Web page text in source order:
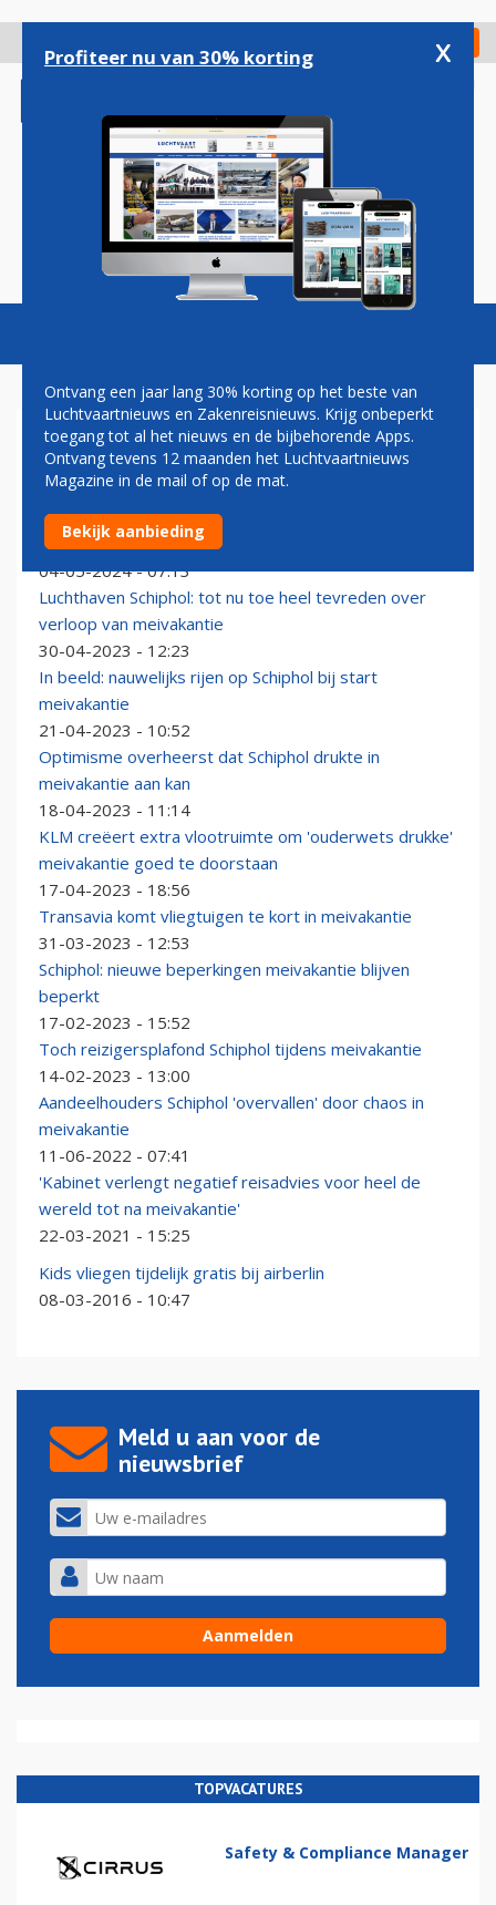
gaan
Check in
Magazine Podcasts Vacatures
MEIVAKANTIE
Schiphol verwacht weer druk, maar beheersbaar
vakantieweekend
04-05-2024 - 07:13
Luchthaven Schiphol: tot nu toe heel tevreden over
verloop van meivakantie
30-04-2023 - 12:23
In beeld: nauwelijks rijen op Schiphol bij start
meivakantie
21-04-2023 - 10:52
Optimisme overheerst dat Schiphol drukte in
meivakantie aan kan
18-04-2023 - 11:14
KLM creëert extra vlootruimte om 'ouderwets drukke'
meivakantie goed te doorstaan
17-04-2023 - 18:56
Transavia komt vliegtuigen te kort in meivakantie
31-03-2023 - 12:53
Schiphol: nieuwe beperkingen meivakantie blijven
beperkt
17-02-2023 - 15:52
Toch reizigersplafond Schiphol tijdens meivakantie
14-02-2023 - 13:00
Aandeelhouders Schiphol 'overvallen' door chaos in
meivakantie
11-06-2022 - 07:41
'Kabinet verlengt negatief reisadvies voor heel de
wereld tot na meivakantie'
22-03-2021 - 15:25
Kids vliegen tijdelijk gratis bij airberlin
08-03-2016 - 10:47
Meld u aan voor de
nieuwsbrief
TOPVACATURES
Safety & Compliance Manager
Profiteer nu van 30% korting x
Ontvang een jaar lang 30% korting op het beste van
Luchtvaartnieuws en Zakenreisnieuws. Krijg onbeperkt
toegang tot al het nieuws en de bijbehorende Apps.
Ontvang tevens 12 maanden het Luchtvaartnieuws
Magazine in de mail of op de mat.
Bekijk aanbieding